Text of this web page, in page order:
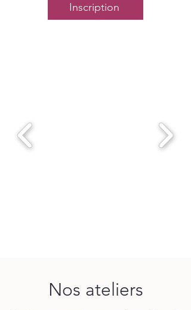
Inscription
Nos ateliers